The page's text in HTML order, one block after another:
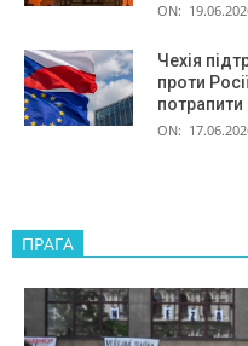
ON:
Чехія
проти
потрапити
ON:
ПРАГА